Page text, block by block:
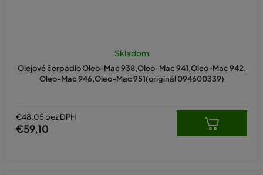
Olejové čerpadlo Oleo-Mac 938,Oleo-Mac 941,Oleo-Mac 942,
Oleo-Mac 946,Oleo-Mac 951(originál 094600339)
Skladom
€48,05 bez DPH
€59,10